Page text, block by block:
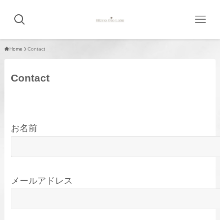
Home Contact
Contact
お名前
メールアドレス